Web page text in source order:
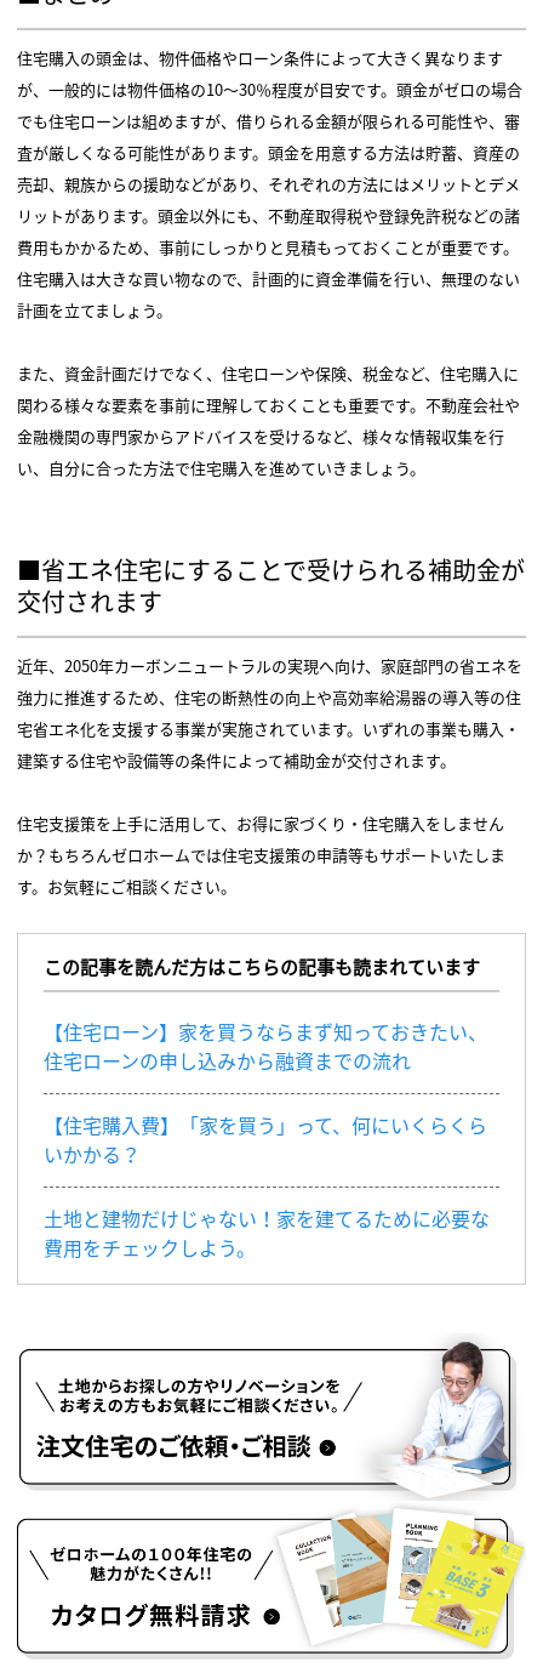
住宅購入の頭金は、物件価格やローン条件によって大きく異なります
が、一般的には物件価格の10～30％程度が目安です。頭金がゼロの場合
でも住宅ローンは組めますが、借りられる金額が限られる可能性や、審
査が厳しくなる可能性があります。頭金を用意する方法は貯蓄、資産の
売却、親族からの援助などがあり、それぞれの方法にはメリットとデメ
リットがあります。頭金以外にも、不動産取得税や登録免許税などの諸
費用もかかるため、事前にしっかりと見積もっておくことが重要です。
住宅購入は大きな買い物なので、計画的に資金準備を行い、無理のない
計画を立てましょう。
また、資金計画だけでなく、住宅ローンや保険、税金など、住宅購入に
関わる様々な要素を事前に理解しておくことも重要です。不動産会社や
金融機関の専門家からアドバイスを受けるなど、様々な情報収集を行
い、自分に合った方法で住宅購入を進めていきましょう。
■省エネ住宅にすることで受けられる補助金が
交付されます
近年、2050年カーボンニュートラルの実現へ向け、家庭部門の省エネを
強力に推進するため、住宅の断熱性の向上や高効率給湯器の導入等の住
宅省エネ化を支援する事業が実施されています。いずれの事業も購入・
建築する住宅や設備等の条件によって補助金が交付されます。
住宅支援策を上手に活用して、お得に家づくり・住宅購入をしません
か？もちろんゼロホームでは住宅支援策の申請等もサポートいたしま
す。お気軽にご相談ください。
この記事を読んだ方はこちらの記事も読まれています
【住宅ローン】家を買うならまず知っておきたい、
住宅ローンの申し込みから融資までの流れ
【住宅購入費】「家を買う」って、何にいくらくら
いかかる？
土地と建物だけじゃない！家を建てるために必要な
費用をチェックしよう。